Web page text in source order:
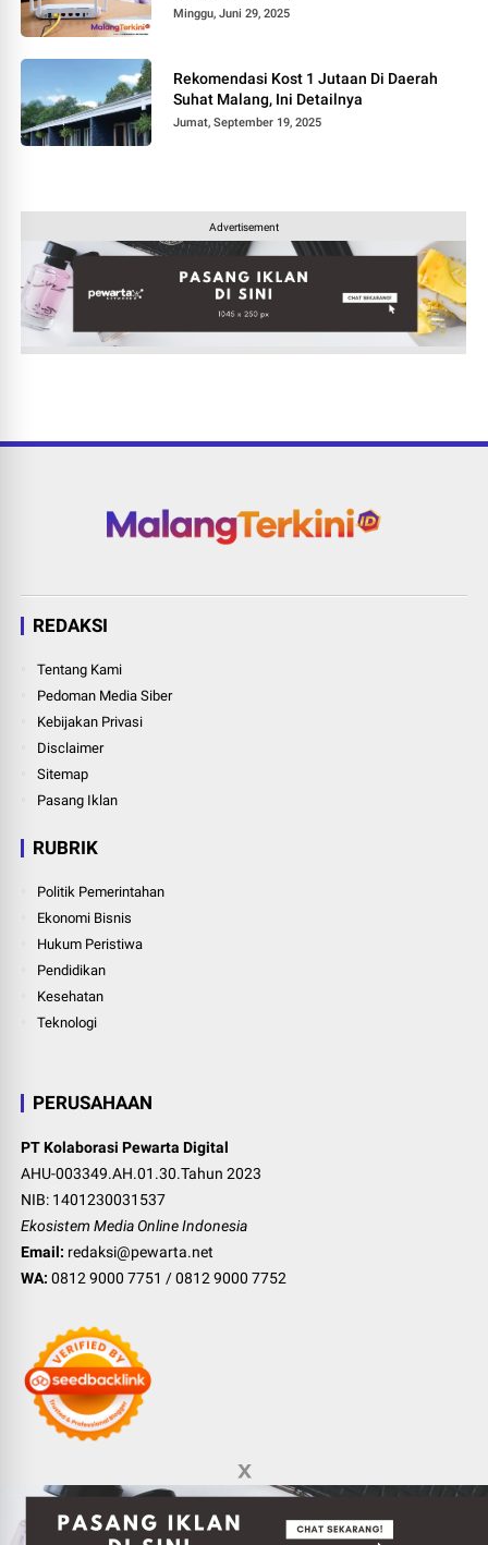
Minggu, Juni 29, 2025
Rekomendasi Kost 1 Jutaan Di Daerah
Suhat Malang, Ini Detailnya
Jumat, September 19, 2025
Advertisement
REDAKSI
Tentang Kami
Pedoman Media Siber
Kebijakan Privasi
Disclaimer
Sitemap
Pasang Iklan
RUBRIK
Politik Pemerintahan
Ekonomi Bisnis
Hukum Peristiwa
Pendidikan
Kesehatan
Teknologi
PERUSAHAAN
PT Kolaborasi Pewarta Digital
AHU-003349.AH.01.30.Tahun 2023
NIB: 1401230031537
Ekosistem Media Online Indonesia
Email: redaksi@pewarta.net
WA: 0812 9000 7751 /0812 9000 7752
© 2026 Pewarta Network -Indonesia digital media ecosystem